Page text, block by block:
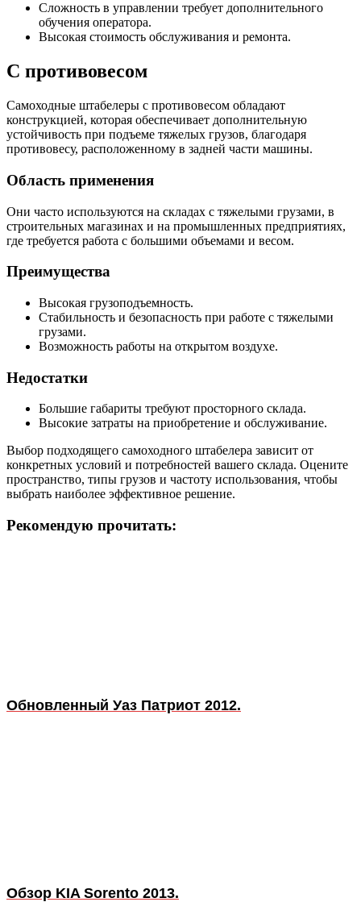
Сложность в управлении требует дополнительного
обучения оператора.
Высокая стоимость обслуживания и ремонта.
С противовесом
Самоходные штабелеры с противовесом обладают
конструкцией, которая обеспечивает дополнительную
устойчивость при подъеме тяжелых грузов, благодаря
противовесу, расположенному в задней части машины.
Область применения
Они часто используются на складах с тяжелыми грузами, в
строительных магазинах и на промышленных предприятиях,
где требуется работа с большими объемами и весом.
Преимущества
Высокая грузоподъемность.
Стабильность и безопасность при работе с тяжелыми
грузами.
Возможность работы на открытом воздухе.
Недостатки
Большие габариты требуют просторного склада.
Высокие затраты на приобретение и обслуживание.
Выбор подходящего самоходного штабелера зависит от
конкретных условий и потребностей вашего склада. Оцените
пространство, типы грузов и частоту использования, чтобы
выбрать наиболее эффективное решение.
Рекомендую прочитать:
Обновленный Уаз Патриот 2012.
Обзор KIA Sorento 2013.